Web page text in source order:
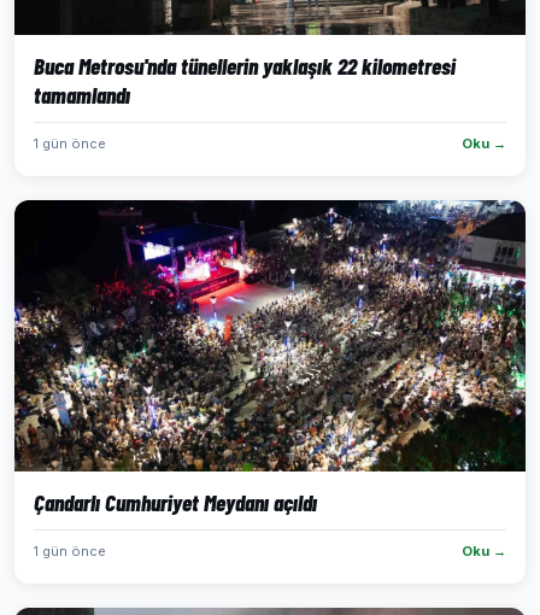
Buca Metrosu'nda tünellerin yaklaşık 22 kilometresi
tamamlandı
1 gün önce Oku →
Çandarlı Cumhuriyet Meydanı açıldı
1 gün önce Oku →